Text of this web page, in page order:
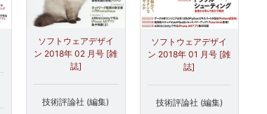
ソフトウェアデザイ
ン 2018年 02 月号 [雑
誌]
技術評論社 (編集)
ソフトウェアデザイ
ン 2018年 01 月号 [雑
誌]
技術評論社 (編集)